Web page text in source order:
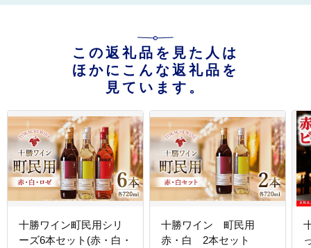
この返礼品を見た人は
ほかにこんな返礼品を
見ています。
十勝ワイン町民用シリ
ーズ6本セット(赤・白・
十勝ワイン 町民用
赤・白 2本セット